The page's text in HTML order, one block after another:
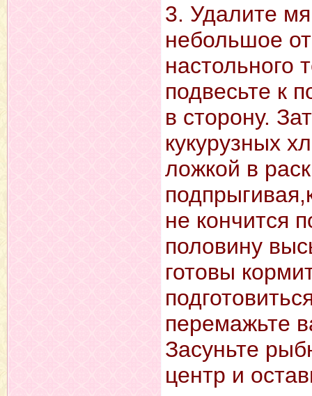
3. Удалите
небольшое
настольного
подвесьте к
в сторону.
кукурузных
ложкой в
не кончится
половину
готовы
перемажьте
Засуньте
центр и